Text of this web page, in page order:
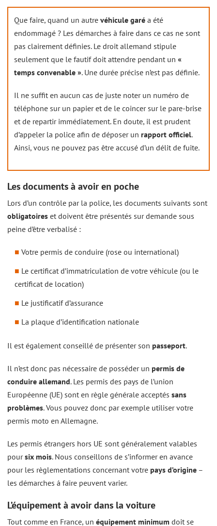
Que faire, quand un autre véhicule garé a été
endommagé ? Les démarches à faire dans ce cas ne sont
pas clairement définies. Le droit allemand stipule
seulement que le fautif doit attendre pendant un «
temps convenable ». Une durée précise n’est pas définie.
Il ne suffit en aucun cas de juste noter un numéro de
téléphone sur un papier et de le coincer sur le pare-brise
et de repartir immédiatement. En doute, il est prudent
d’appeler la police afin de déposer un rapport officiel.
Ainsi, vous ne pouvez pas être accusé d’un délit de fuite.
Les documents à avoir en poche
Lors d’un contrôle par la police, les documents suivants sont
obligatoires et doivent être présentés sur demande sous
peine d’être verbalisé :
Votre permis de conduire (rose ou international)
Le certificat d’immatriculation de votre véhicule (ou le
certificat de location)
Le justificatif d’assurance
La plaque d’identification nationale
Il est également conseillé de présenter son passeport.
Il n’est donc pas nécessaire de posséder un permis de
conduire allemand. Les permis des pays de l’union
Européenne (UE) sont en règle générale acceptés sans
problèmes. Vous pouvez donc par exemple utiliser votre
permis moto en Allemagne.
Les permis étrangers hors UE sont généralement valables
poursix mois. Nous conseillons de s’informer en avance
pour les règlementations concernant votre pays d’origine –
les démarches á faire peuvent varier.
L’équipement à avoir dans la voiture
Tout comme en France, un équipement minimum doit se